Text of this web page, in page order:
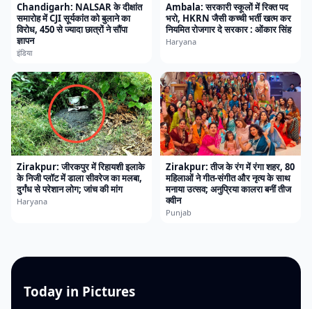
Chandigarh: NALSAR के दीक्षांत
समारोह में CJI सूर्यकांत को बुलाने का
विरोध, 450 से ज्यादा छात्रों ने सौंपा
ज्ञापन
इंडिया
Ambala: सरकारी स्कूलों में रिक्त पद
भरो, HKRN जैसी कच्ची भर्ती खत्म कर
नियमित रोजगार दे सरकार : ओंकार सिंह
Haryana
Zirakpur: जीरकपुर में रिहायशी इलाके
के निजी प्लॉट में डाला सीवरेज का मलबा,
दुर्गंध से परेशान लोग; जांच की मांग
Haryana
Zirakpur: तीज के रंग में रंगा शहर, 80
महिलाओं ने गीत-संगीत और नृत्य के साथ
मनाया उत्सव; अनुप्रिया कालरा बनीं तीज
क्वीन
Punjab
Today in Pictures